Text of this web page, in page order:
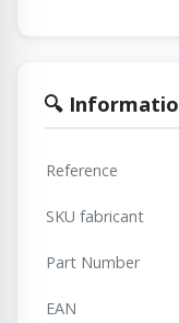
🔍
Reference
SKU fabricant
Part Number
EAN